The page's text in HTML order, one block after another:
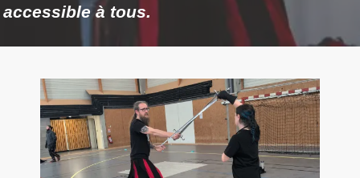
accessible à tous.